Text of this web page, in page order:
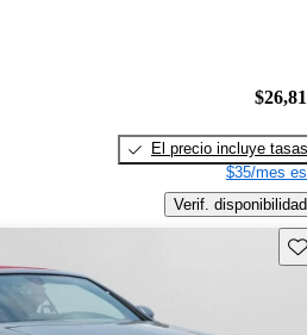
El precio incluye tasas
$35/mes
Verif. disponibilidad